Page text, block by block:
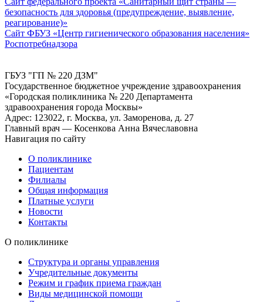
безопасность для здоровья (предупреждение, выявление,
реагирование)»
Сайт ФБУЗ «Центр гигиенического образования населения»
Роспотребнадзора
ГБУЗ "ГП № 220 ДЗМ"
Государственное бюджетное учреждение здравоохранения
«Городская поликлиника № 220 Департамента
здравоохранения города Москвы»
Адрес: 123022, г. Москва, ул. Заморенова, д. 27
Главный врач — Косенкова Анна Вячеславовна
Навигация по сайту
О поликлинике
Пациентам
Филиалы
Общая информация
Платные услуги
Новости
Контакты
О поликлинике
Структура и органы управления
Учредительные документы
Режим и график приема граждан
Виды медицинской помощи